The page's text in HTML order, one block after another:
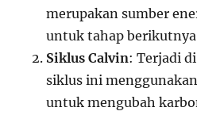
merupakan sumber
untuk tahap
Siklus Calvin: Terjadi
siklus ini
untuk mengubah